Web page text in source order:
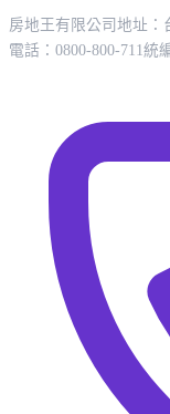
房地王有限公司 地址：
電話：0800-800-711統